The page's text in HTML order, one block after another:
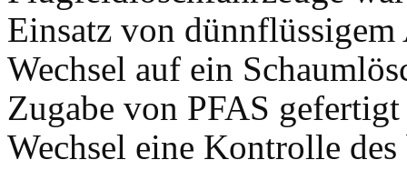
Einsatz von
Wechsel auf ein
Zugabe von PFAS
Wechsel eine Kontrolle des